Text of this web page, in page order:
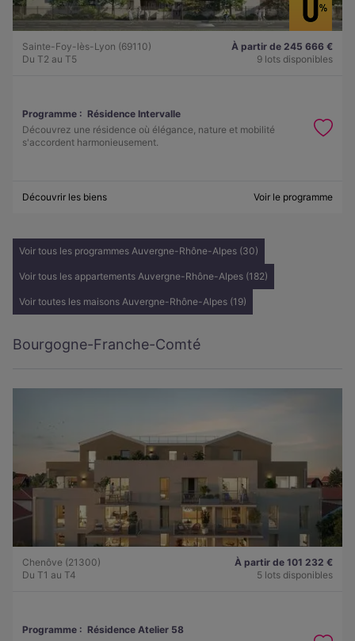
Sainte-Foy-lès-Lyon (69110)
Du T2 au T5
À partir de 245 666 €
9 lots disponibles
Programme : Résidence Intervalle
Découvrez une résidence où élégance, nature et mobilité
s'accordent harmonieusement.
Découvrir les biens Voir le programme
Voir tous les programmes Auvergne-Rhône-Alpes (30)
Voir tous les appartements Auvergne-Rhône-Alpes (182)
Voir toutes les maisons Auvergne-Rhône-Alpes (19)
Bourgogne-Franche-Comté
Chenôve (21300)
Du T1 au T4
À partir de 101 232 €
5 lots disponibles
Programme : Résidence Atelier 58